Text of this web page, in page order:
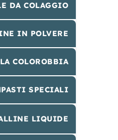
DA COLAGGIO
IN POLVERE
COLOROBBIA
SPECIALI
LIQUIDE